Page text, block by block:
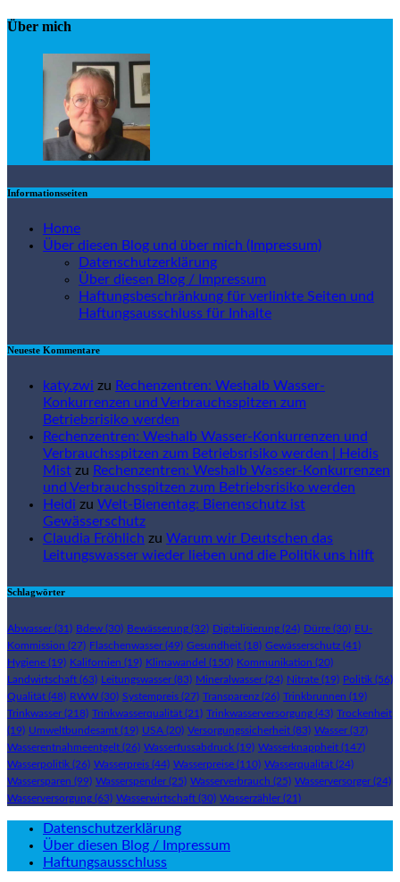
Über mich
Informationsseiten
Home
Über diesen Blog und über mich (Impressum)
Datenschutzerklärung
Über diesen Blog / Impressum
Haftungsbeschränkung für verlinkte Seiten und
Haftungsausschluss für Inhalte
Neueste Kommentare
katy.zwi zu Rechenzentren: Weshalb Wasser-
Konkurrenzen und Verbrauchsspitzen zum
Betriebsrisiko werden
Rechenzentren: Weshalb Wasser-Konkurrenzen und
Verbrauchsspitzen zum Betriebsrisiko werden | Heidis
Mist zu Rechenzentren: Weshalb Wasser-Konkurrenzen
und Verbrauchsspitzen zum Betriebsrisiko werden
Heidi zu Welt-Bienentag: Bienenschutz ist
Gewässerschutz
Claudia Fröhlich zu Warum wir Deutschen das
Leitungswasser wieder lieben und die Politik uns hilft
Schlagwörter
Abwasser(31) Bdew (30) Bewässerung (32) Digitalisierung (24) Dürre (30) EU-
Kommission (27) Flaschenwasser(49) Gesundheit (18) Gewässerschutz (41)
Hygiene (19) Kalifornien (19) Klimawandel (150) Kommunikation (20)
Landwirtschaft (63) Leitungswasser(83) Mineralwasser(24) Nitrate (19) Politik (56)
Qualität (48) RWW (30) Systempreis (27) Transparenz (26) Trinkbrunnen (19)
Trinkwasser(218) Trinkwasserqualität (21) Trinkwasserversorgung (43) Trockenheit
(19) Umweltbundesamt (19) USA (20) Versorgungssicherheit (83) Wasser(37)
Wasserentnahmeentgelt (26) Wasserfussabdruck (19) Wasserknappheit (147)
Wasserpolitik (26) Wasserpreis (44) Wasserpreise (110) Wasserqualität (24)
Wassersparen (99) Wasserspender(25) Wasserverbrauch (25) Wasserversorger(24)
Wasserversorgung (63) Wasserwirtschaft (30) Wasserzähler(21)
Datenschutzerklärung
Über diesen Blog / Impressum
Haftungsausschluss